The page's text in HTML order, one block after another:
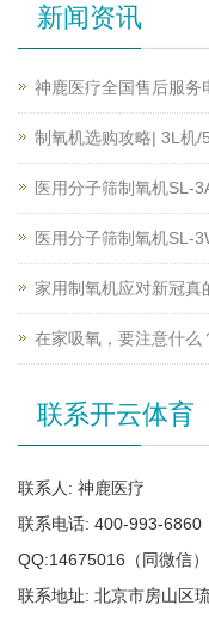
新闻资讯
神鹿医疗全国售后服
制氧机选购攻略| 3L机/
医用分子筛制氧机SL-
医用分子筛制氧机SL-
家用制氧机应对新冠真
在家吸氧，要注意什么
联系开云体育
联系人: 神鹿医疗
联系电话: 400-993-6860
QQ:14675016（同微信）
联系地址: 北京市房山区